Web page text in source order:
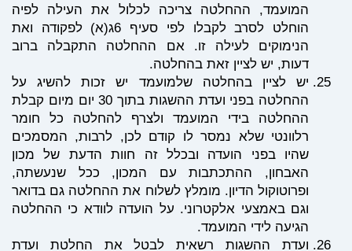
המועמד, ההחלטה צריכה לכלול את העילה לפיה
הוחלט לסרב לקבלו לפי סעיף 6ג(א) לפקודה ואת
הנימוקים לעילה זו. אם ההחלטה התקבלה ברוב
דעות, יש לציין זאת בהחלטה.
יש לציין בהחלטה שלמועמד יש זכות להשיג על
ההחלטה בפני ועדת ההשגות בתוך 30 יום מיום קבלת
ההחלטה בידי המועמד ולצרף להחלטה כל חומר
רלוונטי שלא נמסר לו קודם לכן, לרבות, המסמכים
שהיו בפני הועדה ובכלל זה חוות הדעת של מכון
האבחון, ההתכתבות עם המכון, ככל שנעשתה,
ופרוטוקול הדיון. מומלץ לשלוח את ההחלטה גם בדואר
וגם באמצעי אלקטרוני. על הועדה לוודא כי ההחלטה
הגיעה לידי המועמד.
ועדת ההשגות רשאית לבטל את החלטת ועדת